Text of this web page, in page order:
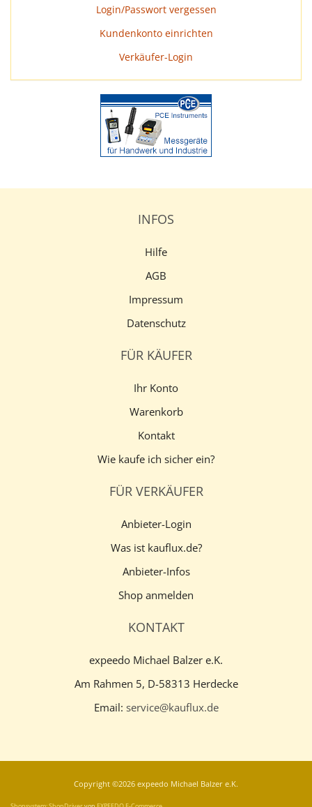
Login/Passwort vergessen
Kundenkonto einrichten
Verkäufer-Login
INFOS
Hilfe
AGB
Impressum
Datenschutz
FÜR KÄUFER
Ihr Konto
Warenkorb
Kontakt
Wie kaufe ich sicher ein?
FÜR VERKÄUFER
Anbieter-Login
Was ist kauflux.de?
Anbieter-Infos
Shop anmelden
KONTAKT
expeedo Michael Balzer e.K.
Am Rahmen 5, D-58313 Herdecke
Email: service@kauflux.de
Copyright ©2026 expeedo Michael Balzer e.K.